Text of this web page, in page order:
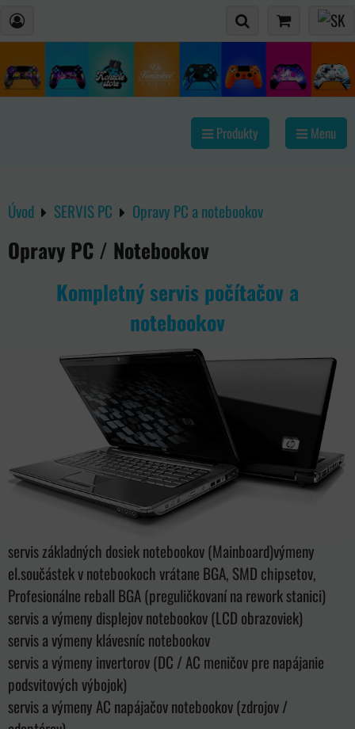
Produkty Menu
Úvod SERVIS PC Opravy PC a notebookov
Opravy PC / Notebookov
Kompletný servis počítačov a
notebookov
servis základných dosiek notebookov (Mainboard)výmeny
el.součástek v notebookoch vrátane BGA, SMD chipsetov,
Profesionálne reball BGA (preguličkovaní na rework stanici)
servis a výmeny displejov notebookov (LCD obrazoviek)
servis a výmeny klávesníc notebookov
servis a výmeny invertorov (DC / AC meničov pre napájanie
podsvitových výbojok)
servis a výmeny AC napájačov notebookov (zdrojov /